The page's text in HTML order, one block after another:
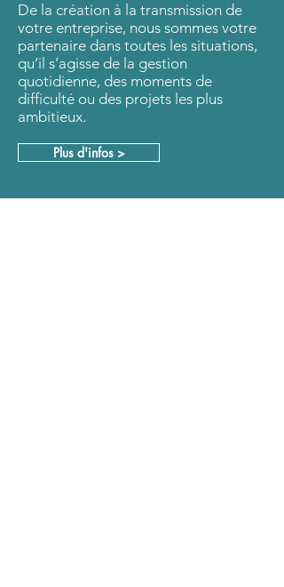
De la création à la transmission de
votre entreprise, nous sommes votre
partenaire dans toutes les situations,
qu’il s’agisse de la gestion
quotidienne, des moments de
difficulté ou des projets les plus
ambitieux.
Plus d'infos >